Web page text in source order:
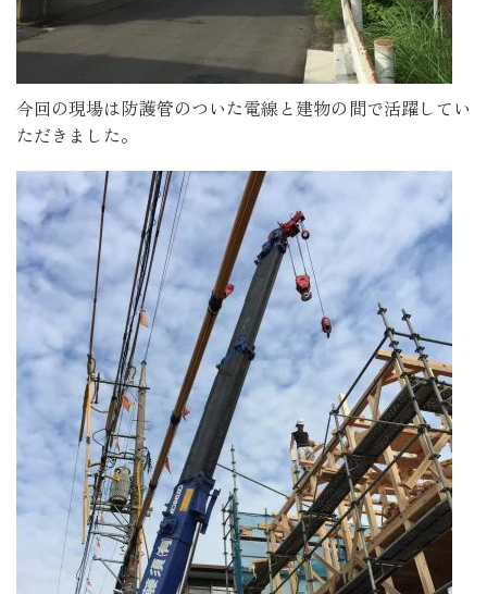
今回の現場は防護管のついた電線と建物の間で活躍してい
ただきました。